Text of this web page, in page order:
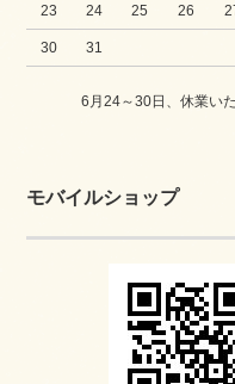
23 24 25 26
30 31
6月24～30日、休業いた
モバイルショップ